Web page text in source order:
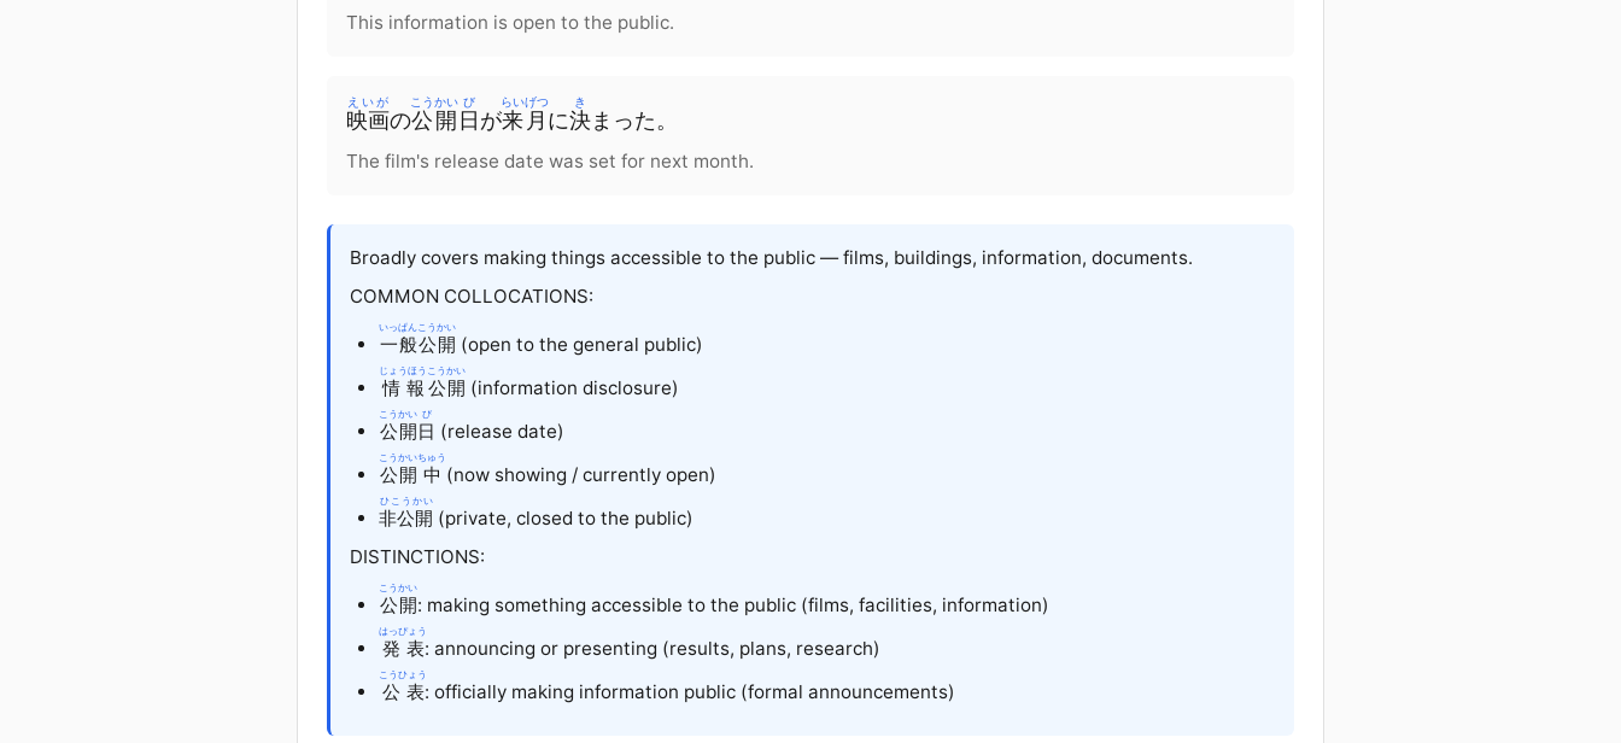
This information is open to the public.
映画
えいが
の公開
こうかい
日
び
が来月
らいげつ
に決
き
まった。
The film's release date was set for next month.
Broadly covers making things accessible to the public — films, buildings, information, documents.
COMMON COLLOCATIONS:
一般
いっぱん
公開
こうかい
(open to the general public)
情報
じょうほう
公開
こうかい
(information disclosure)
公開
こうかい
日
び
(release date)
公開
こうかい
中
ちゅう
(now showing / currently open)
非公開
ひこうかい
(private, closed to the public)
DISTINCTIONS:
公開
こうかい
: making something accessible to the public (films, facilities, information)
発表
はっぴょう
: announcing or presenting (results, plans, research)
公表
こうひょう
: officially making information public (formal announcements)